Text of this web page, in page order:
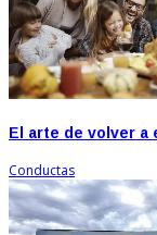
El arte de volver a
Conductas